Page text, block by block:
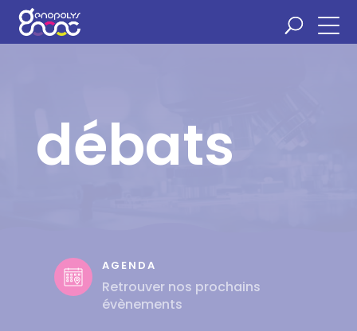
débats
AGENDA
Retrouver nos prochains
évènements
Panneau de gestion des cookies